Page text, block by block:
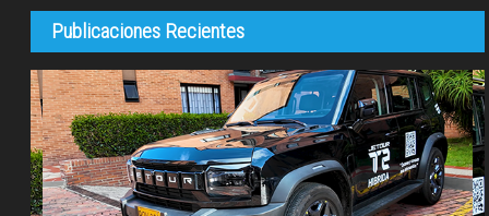
Publicaciones Recientes